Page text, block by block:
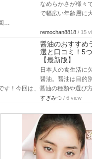
なめらかさが様々
で幅広い年齢層に
…
remochan8818 / 15
醤油のおすすめ
選と口コミ！5
【最新版】
日本人の食生活に
醤油。醤油は目的
す！今回は、醤油の種類や選び
すぎみつ / 6 view